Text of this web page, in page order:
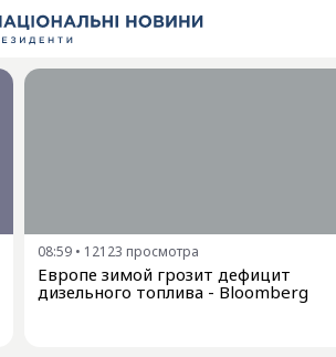
08:59 • 12123 просмотра
Европе зимой грозит дефицит
дизельного топлива - Bloomberg